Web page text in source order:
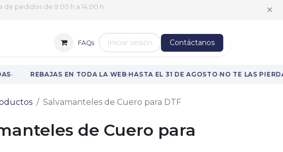
pedidos de 9:00 h a 14:00 h ✕
FAQs Iniciar sesión Contáctanos
· REBAJAS EN TODA LA WEB·HASTA EL 31 DE AGOSTO·NO TE LAS
Salvamanteles de Cuero para DTF
de Cuero para